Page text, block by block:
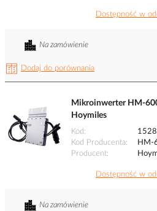
Dostępność w
Dodaj do porównania
Na zamówienie
Mikroinwerter HM-
Hoymiles
Kod
Kod Producenta
HM-
Producent
Dostępność w
Na zamówienie